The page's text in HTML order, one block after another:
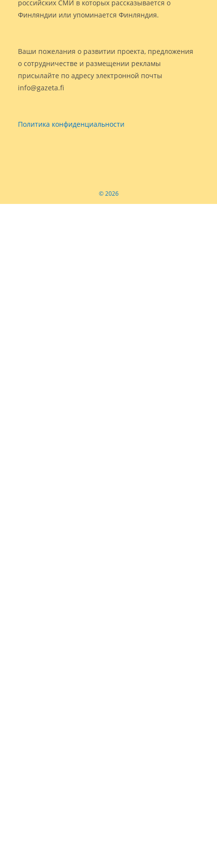
российских СМИ в которых рассказывается о
Финляндии или упоминается Финляндия.
Ваши пожелания о развитии проекта, предложения
о сотрудничестве и размещении рекламы
присылайте по адресу электронной почты
info@gazeta.fi
Политика конфиденциальности
© 2026